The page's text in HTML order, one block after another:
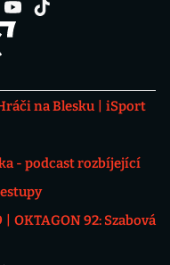
na Blesku
iSport
- podcast rozbíjející
OKTAGON 92: Szabová